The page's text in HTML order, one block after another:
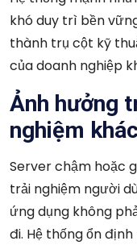
khó duy trì bền
thành trụ cột kỹ
của doanh nghiệp
Ảnh hưởng
nghiệm
Server chậm hoặc
trải nghiệm người
ứng dụng không
đi. Hệ thống ổn